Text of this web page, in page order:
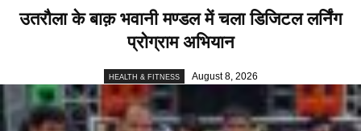
उतरौला के बाक़ भवानी मण्डल में चला डिजिटल लर्निंग
प्रोग्राम अभियान
HEALTH & FITNESS August 8, 2026